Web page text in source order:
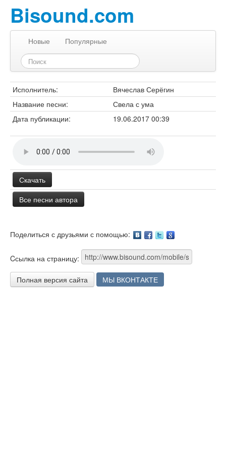
Bisound.com
Новые Популярные
Исполнитель:
Вячеслав Серёгин
Название песни:
Свела с ума
Дата публикации:
19.06.2017 00:39
Скачать
Все песни автора
Поделиться с друзьями с помощью:
Cсылка на страницу:
Полная версия сайта МЫ ВКОНТАКТЕ